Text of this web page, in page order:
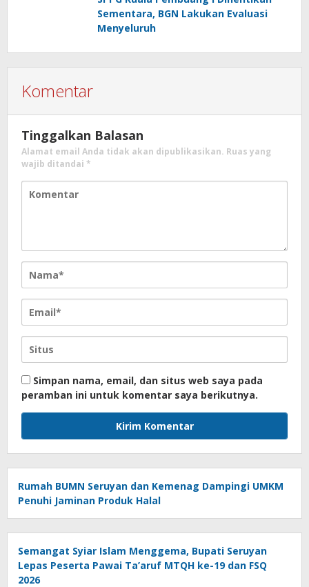
Sementara, BGN Lakukan Evaluasi
Menyeluruh
Komentar
Tinggalkan Balasan
Alamat email Anda tidak akan dipublikasikan. Ruas yang
wajib ditandai *
Simpan nama, email, dan situs web saya pada
peramban ini untuk komentar saya berikutnya.
Rumah BUMN Seruyan dan Kemenag Dampingi UMKM
Penuhi Jaminan Produk Halal
Semangat Syiar Islam Menggema, Bupati Seruyan
Lepas Peserta Pawai Ta’aruf MTQH ke-19 dan FSQ
2026